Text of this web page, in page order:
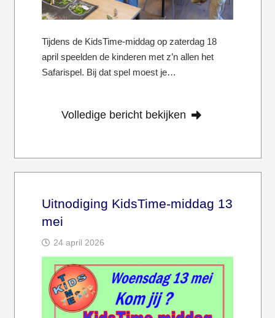
Tijdens de KidsTime-middag op zaterdag 18
april speelden de kinderen met z’n allen het
Safarispel. Bij dat spel moest je…
Volledige bericht bekijken
Uitnodiging KidsTime-middag 13
mei
24 april 2026